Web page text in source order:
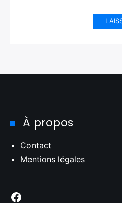
À propos
Contact
Mentions légales
Facebook